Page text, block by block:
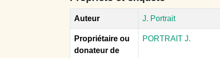
Auteur J. Portrait
Propriétaire ou
donateur de
PORTRAIT J.